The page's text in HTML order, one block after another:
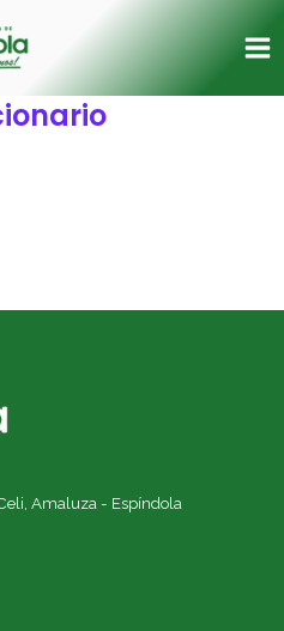
Amaluza - Espíndola